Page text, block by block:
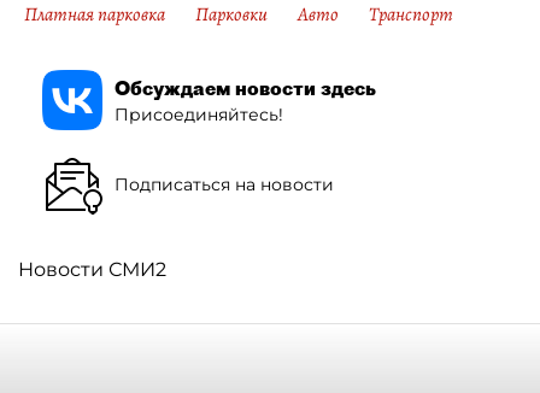
Платная парковка
Парковки Авто Транспорт
Обсуждаем новости здесь
Присоединяйтесь!
Подписаться на новости
Новости СМИ2